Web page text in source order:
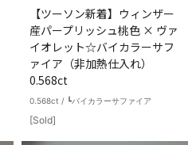
【ツーソン新着】ウィンザー
産パープリッシュ桃色 × ヴァ
イオレット☆バイカラーサフ
ァイア（非加熱仕入れ）
0.568ct
0.568ct / ┗バイカラーサファイア
[Sold]